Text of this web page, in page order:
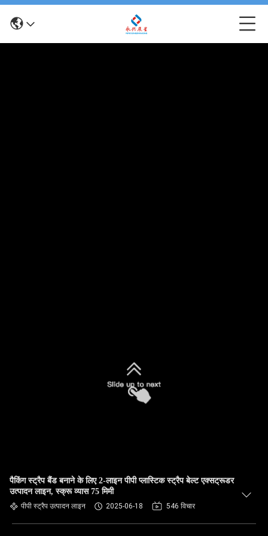
पैकिंग स्ट्रैप बैंड बनाने के लिए 2-लाइन पीपी प्लास्टिक स्ट्रैप बेल्ट एक्सट्रूडर
उत्पादन लाइन, स्क्रू व्यास 75 मिमी
पीपी स्ट्रैप उत्पादन लाइन 2025-06-18 546 विचार